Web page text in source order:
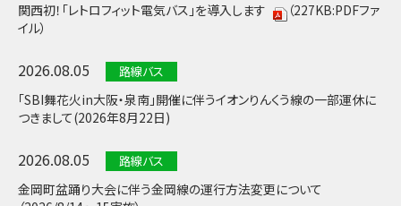
関西初！「レトロフィット電気バス」を導入します
（227KB:PDFファ
イル）
2026.08.05 路線バス
「SBI舞花火in大阪・泉南」開催に伴うイオンりんくう線の一部運休に
つきまして(2026年8月22日)
2026.08.05 路線バス
金岡町盆踊り大会に伴う金岡線の運行方法変更について